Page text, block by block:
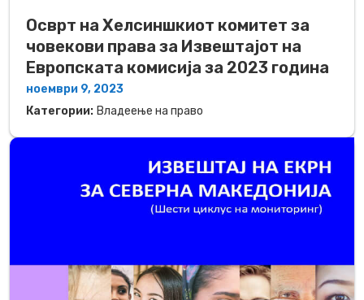
Осврт на Хелсиншкиот комитет за
човекови права за Извештајот на
Европската комисија за 2023 година
ноември 9, 2023
Категории: Владеење на право